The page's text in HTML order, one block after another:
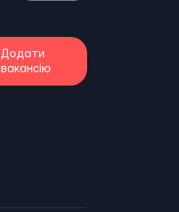
Додати
вакансію